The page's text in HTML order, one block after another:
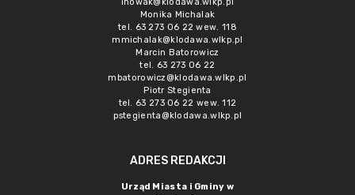
Monika Michalak
tel. 63 273 06 22 wew. 118
mmichalak@klodawa.wlkp.pl
Marcin Batorowicz
tel. 63 273 06 22
mbatorowicz@klodawa.wlkp.pl
Piotr Stegienta
tel. 63 273 06 22 wew. 112
pstegienta@klodawa.wlkp.pl
ADRES REDAKCJI
Urząd Miasta i Gminy w